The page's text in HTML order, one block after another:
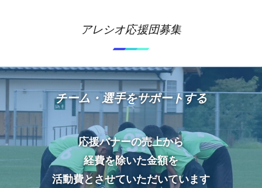
アレシオ応援団募集
チーム・選手をサポートする
応援バナーの売上から
経費を除いた金額を
活動費とさせていただいています